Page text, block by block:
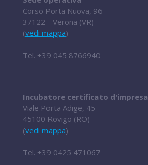
Corso Porta Nuova, 96
37122 - Verona (VR)
(vedi mappa)
Tel. +39 045 8766940
Incubatore certificato d'impresa
Viale Porta Adige, 45
45100 Rovigo (RO)
(vedi mappa)
Tel. +39 0425 471067